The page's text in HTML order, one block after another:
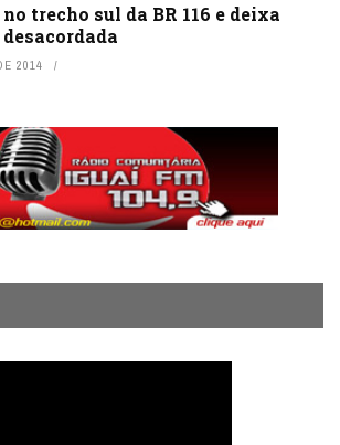
trecho sul da BR 116 e deixa
2014